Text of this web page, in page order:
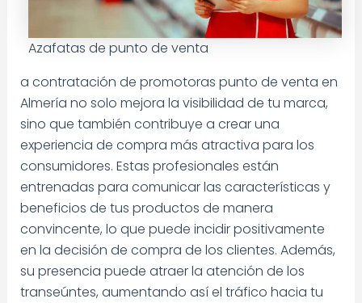
Azafatas de punto de venta
a contratación de promotoras punto de venta en
Almería no solo mejora la visibilidad de tu marca,
sino que también contribuye a crear una
experiencia de compra más atractiva para los
consumidores. Estas profesionales están
entrenadas para comunicar las características y
beneficios de tus productos de manera
convincente, lo que puede incidir positivamente
en la decisión de compra de los clientes. Además,
su presencia puede atraer la atención de los
transeúntes, aumentando así el tráfico hacia tu